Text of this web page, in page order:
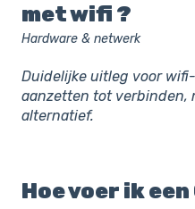
met wifi ?
Hardware & netwerk
Duidelijke uitleg voor
aanzetten tot verbinden,
alternatief.
Hoe voer ik